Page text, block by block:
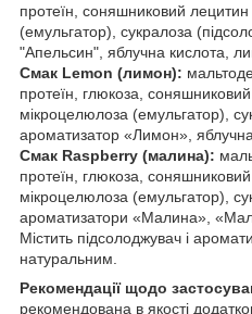
протеїн, соняшниковий
(емульгатор), сукралоза
"Апельсин", яблучна кислота,
Смак Lemon (лимон):
протеїн, глюкоза, соняшниковий
мікроцелюлоза (емульгатор),
ароматизатор «Лимон»,
Смак Raspberry (малина):
протеїн, глюкоза, соняшниковий
мікроцелюлоза (емульгатор),
ароматизатори «Малина»,
Містить підсолоджувач і
натуральним.
Рекомендації щодо
рекомендована в якості